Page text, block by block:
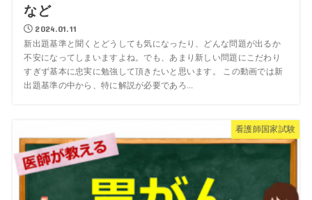
など
2024.01.11
新出題基準と聞くとどうしても気になったり、どんな問題が出るか
不安になってしまいますよね。でも、あまり新しい問題にこだわり
すぎず基本に忠実に勉強して頂きたいと思います。 この動画では新
出題基準の中から、特に解説が必要であろ...
看護師国家試験